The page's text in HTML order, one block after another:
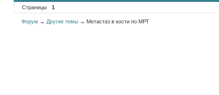
Страницы 1
Форум → Другие темы → Метастаз в кости по МРТ